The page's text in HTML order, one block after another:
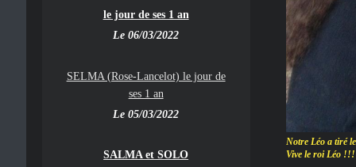
Notre Léo a tiré
Vive le roi Léo !!!
le jour de ses 1 an
Le 06/03/2022
SELMA (Rose-Lancelot) le jour de
ses 1 an
Le 05/03/2022
SALMA et SOLO